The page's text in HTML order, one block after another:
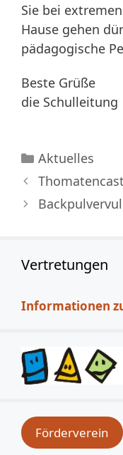
Sie bei
Hause gehen
pädagogische
Beste Grüße
die Schulleitung
Kategorien
Aktuelles
Vertretungen
Informationen
Förderverein